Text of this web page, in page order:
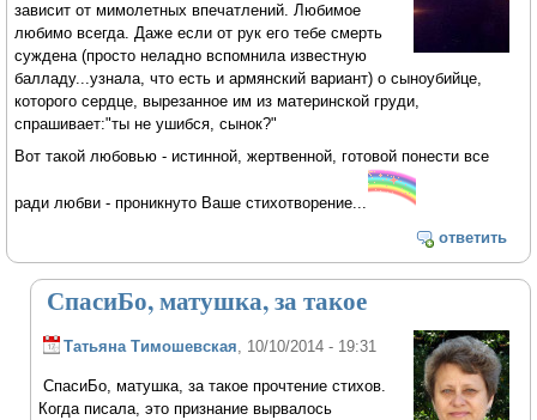
зависит от мимолетных впечатлений. Любимое
любимо всегда. Даже если от рук его тебе смерть
суждена (просто неладно вспомнила известную
балладу...узнала, что есть и армянский вариант) о сыноубийце,
которого сердце, вырезанное им из материнской груди,
спрашивает:"ты не ушибся, сынок?"
Вот такой любовью - истинной, жертвенной, готовой понести все
ради любви - проникнуто Ваше стихотворение...
ответить
СпасиБо, матушка, за такое
Татьяна Тимошевская , 10/10/2014 - 19:31
СпасиБо, матушка, за такое прочтение стихов.
Когда писала, это признание вырвалось